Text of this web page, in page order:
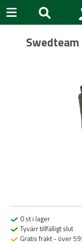
0 st i lager
Tyvärr tillfälligt slut
Gratis frakt - över